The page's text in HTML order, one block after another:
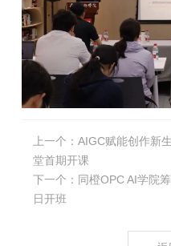
上一个：AIGC赋能创作新
堂首期开课
下一个： 同橙OPC AI学院
日开班